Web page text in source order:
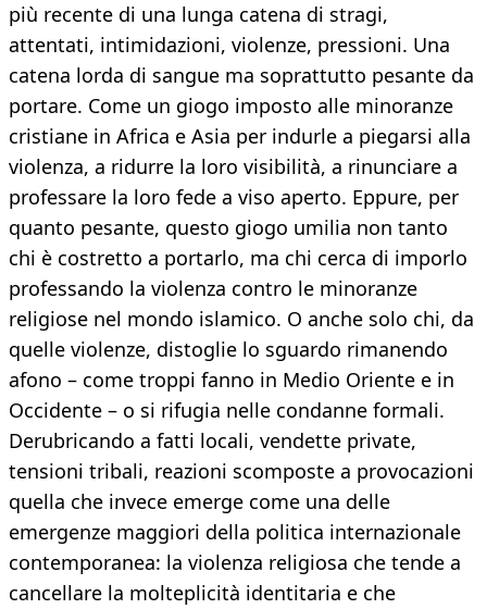
più recente di una lunga catena di stragi,
attentati, intimidazioni, violenze, pressioni. Una
catena lorda di sangue ma soprattutto pesante da
portare. Come un giogo imposto alle minoranze
cristiane in Africa e Asia per indurle a piegarsi alla
violenza, a ridurre la loro visibilità, a rinunciare a
professare la loro fede a viso aperto. Eppure, per
quanto pesante, questo giogo umilia non tanto
chi è costretto a portarlo, ma chi cerca di imporlo
professando la violenza contro le minoranze
religiose nel mondo islamico. O anche solo chi, da
quelle violenze, distoglie lo sguardo rimanendo
afono – come troppi fanno in Medio Oriente e in
Occidente – o si rifugia nelle condanne formali.
Derubricando a fatti locali, vendette private,
tensioni tribali, reazioni scomposte a provocazioni
quella che invece emerge come una delle
emergenze maggiori della politica internazionale
contemporanea: la violenza religiosa che tende a
cancellare la molteplicità identitaria e che